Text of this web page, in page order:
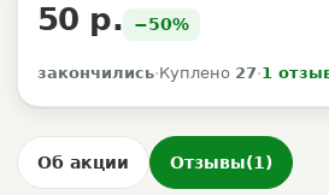
50 р. −50%
закончились·Куплено 27·1
Об акции Отзывы(1)